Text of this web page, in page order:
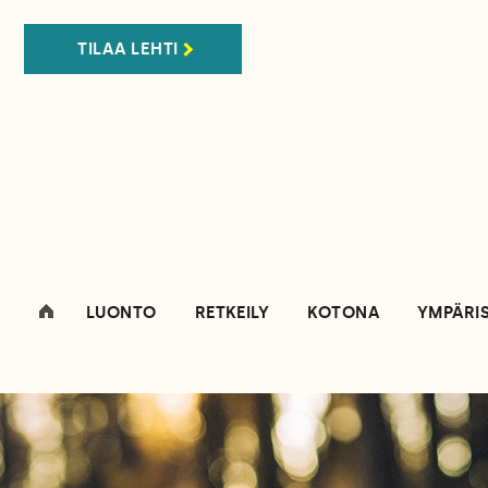
TILAA LEHTI
LUONTO RETKEILY KOTONA